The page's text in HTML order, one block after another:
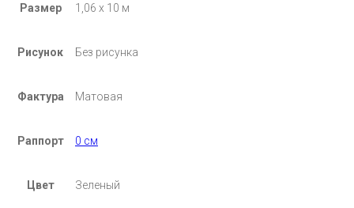
Размер 1,06 х 10 м
Рисунок Без рисунка
Фактура Матовая
Раппорт 0 см
Цвет Зеленый